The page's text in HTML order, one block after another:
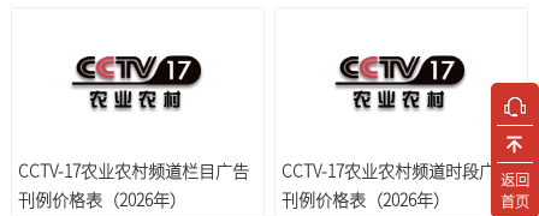
返回
首页
CCTV-17农业农村频道栏目广告
刊例价格表（2026年）
CCTV-17农业农村频道时段广告
刊例价格表（2026年）